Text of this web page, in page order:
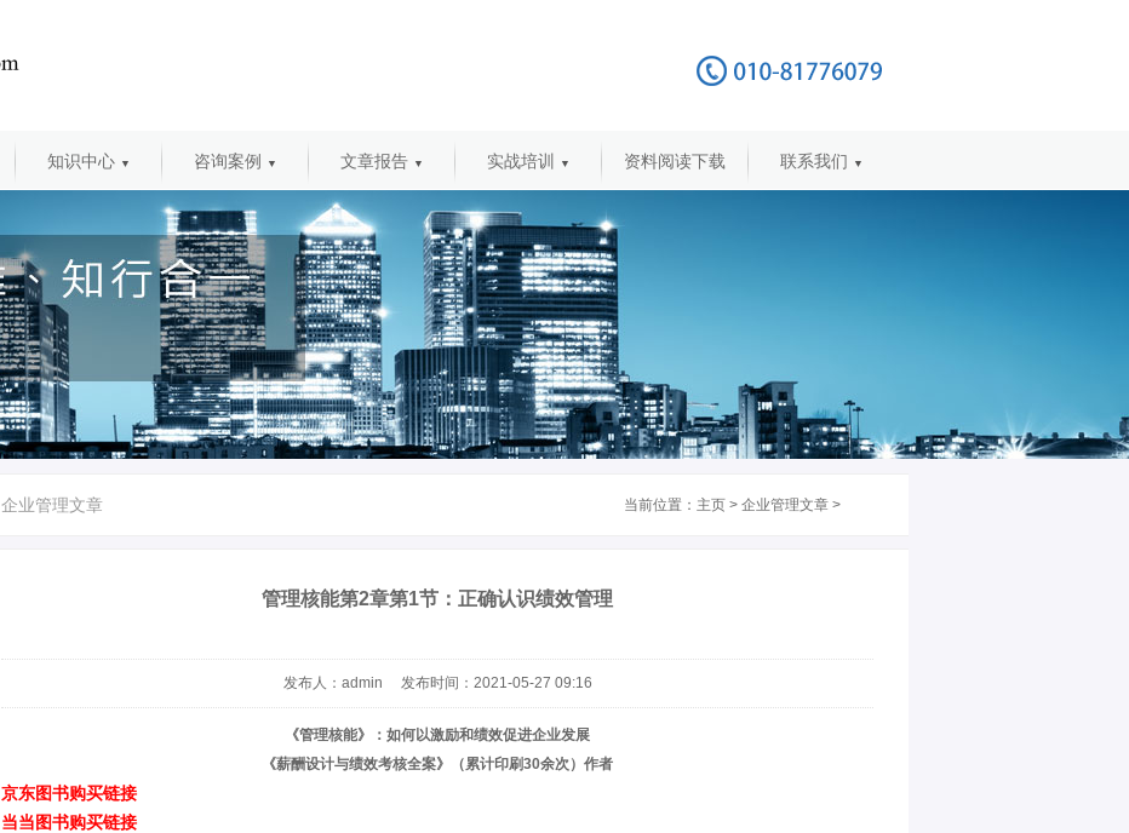
知识中心 ▼ 咨询案例 ▼ 文章报告 ▼ 实战培训 ▼ 资料阅读下载 联系我们 ▼
企业管理文章 当前位置： 主页 > 企业管理文章 >
管理核能第2章第1节：正确认识绩效管理
发布人：admin 发布时间：2021-05-27 09:16
《管理核能》：如何以激励和绩效促进企业发展
《薪酬设计与绩效考核全案》（累计印刷30余次）作者
京东图书购买链接
当当图书购买链接